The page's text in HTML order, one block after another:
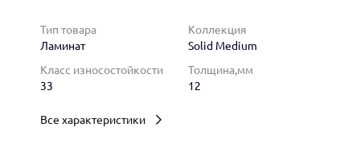
Тип товара
Ламинат
Коллекция
Solid Medium
Класс износостойкости
33
Толщина,мм
12
Все характеристики